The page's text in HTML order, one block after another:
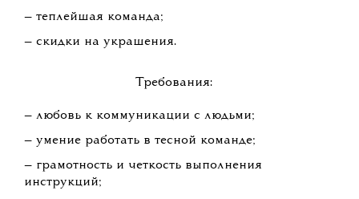
— теплейшая команда;
— скидки на украшения.
Требования:
— любовь к коммуникации с людьми;
— умение работать в тесной команде;
— грамотность и четкость выполнения
инструкций;